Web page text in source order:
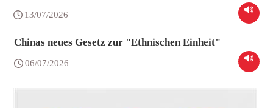
13/07/2026
Chinas neues Gesetz zur "Ethnischen Einheit"
06/07/2026